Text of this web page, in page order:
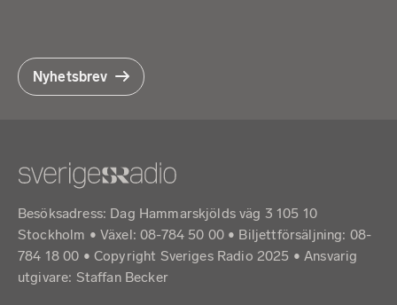
Nyhetsbrev
Besöksadress: Dag Hammarskjölds väg 3 105 10
Stockholm • Växel: 08-784 50 00 • Biljettförsäljning: 08-
784 18 00 • Copyright Sveriges Radio 2025 •Ansvarig
utgivare: Staffan Becker